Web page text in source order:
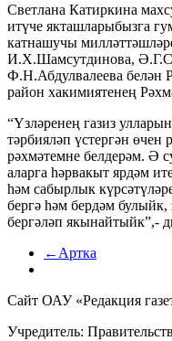
Светлана Катиркина
итүче якташларыбызга
катнашучы
И.Х.Шамсутдинова,
Ф.Н.Абдулвалеева
район хакимиятенең
“Үзләренең газиз
тәрбияләп үстергән
рәхмәтемне белдерәм. Ә
аларга һәрвакыт ярдәм
һәм сабырлык
бергә һәм бердәм
бергәләп якынайтыйк”,-
←Артка
Сайт ОАУ «Редакция
Учредитель: